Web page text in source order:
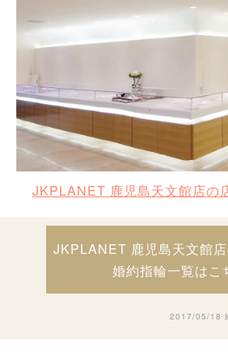
JKPLANET 鹿児島天文館店の
JKPLANET 鹿児島天文館店
婚約指輪一覧はこ
2017/05/18